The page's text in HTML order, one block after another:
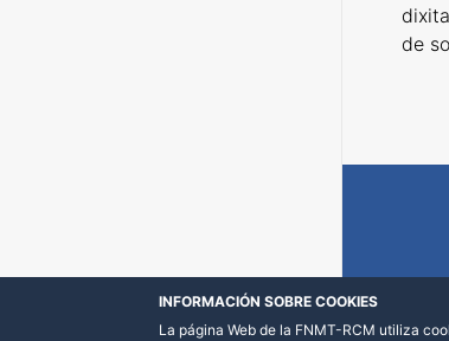
de
INFORMACIÓN SOBRE COOKIES
La página Web de la FNMT-RCM utiliza